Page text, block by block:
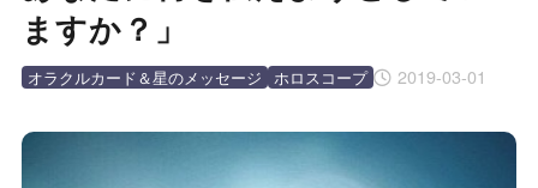
ますか？」
2019-03-01
オラクルカード＆星のメッセージ ホロスコープ